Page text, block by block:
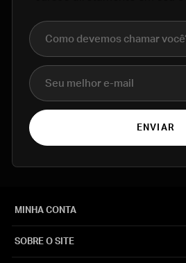
Nome completo
E-mail
ENVIAR
MINHA CONTA
SOBRE O SITE